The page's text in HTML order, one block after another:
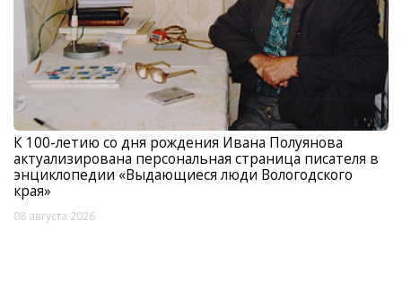
К 100-летию со дня рождения Ивана Полуянова
актуализирована персональная страница писателя в
энциклопедии «Выдающиеся люди Вологодского
края»
08 августа 2026